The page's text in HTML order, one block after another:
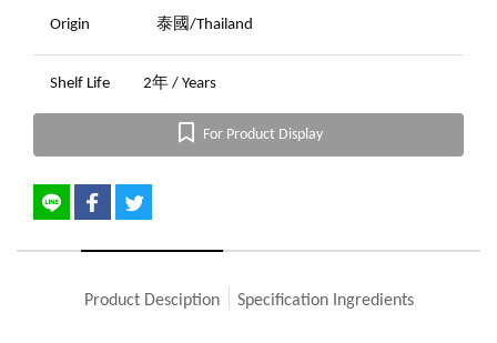
Origin 泰國/Thailand
Shelf Life 2年 / Years
For Product Display
Product Desciption Specification Ingredients